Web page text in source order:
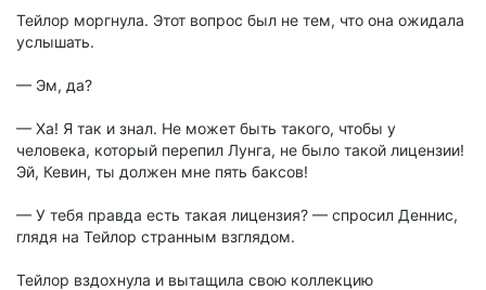
Тейлор моргнула. Этот вопрос был не тем, что она ожидала
услышать.
— Эм, да?
— Ха! Я так и знал. Не может быть такого, чтобы у
человека, который перепил Лунга, не было такой лицензии!
Эй, Кевин, ты должен мне пять баксов!
— У тебя правда есть такая лицензия? — спросил Деннис,
глядя на Тейлор странным взглядом.
Тейлор вздохнула и вытащила свою коллекцию